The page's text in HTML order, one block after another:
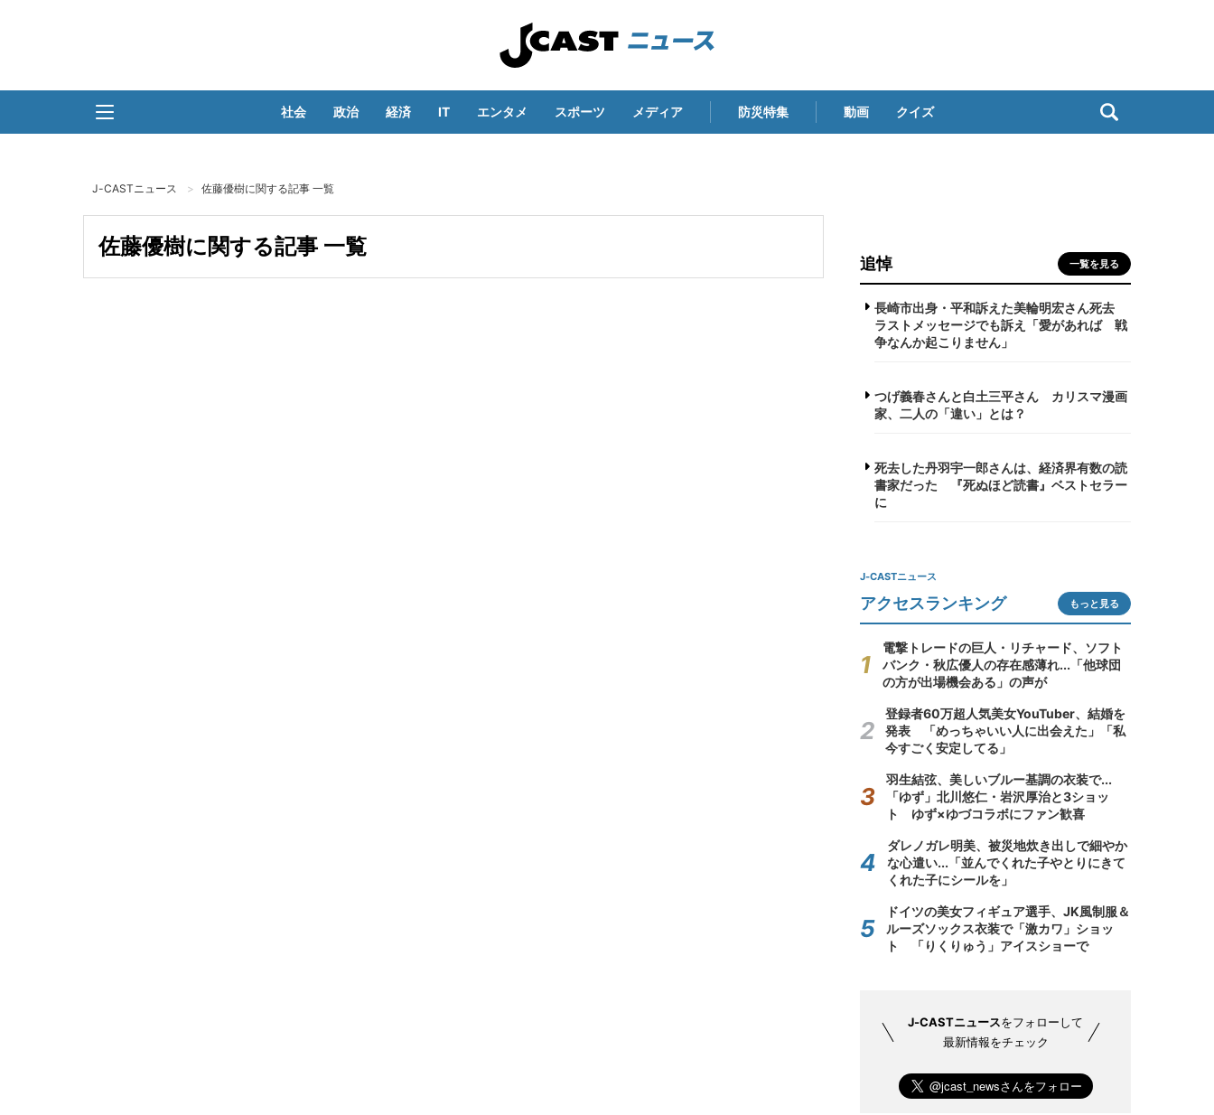
社会 政治 経済 IT エンタメ スポーツ メディア 防災特集 動画 クイズ
J-CASTニュース 佐藤優樹に関する記事 一覧
佐藤優樹に関する記事 一覧
追悼 一覧を見る
長崎市出身・平和訴えた美輪明宏さん死去
ラストメッセージでも訴え「愛があれば 戦
争なんか起こりません」
つげ義春さんと白土三平さん カリスマ漫画
家、二人の「違い」とは？
死去した丹羽宇一郎さんは、経済界有数の読
書家だった 『死ぬほど読書』ベストセラー
に
J-CASTニュース
アクセスランキング もっと見る
電撃トレードの巨人・リチャード、ソフト
バンク・秋広優人の存在感薄れ...「他球団
の方が出場機会ある」の声が
登録者60万超人気美女YouTuber、結婚を
発表 「めっちゃいい人に出会えた」「私
今すごく安定してる」
羽生結弦、美しいブルー基調の衣装で...
「ゆず」北川悠仁・岩沢厚治と3ショッ
ト ゆず×ゆづコラボにファン歓喜
ダレノガレ明美、被災地炊き出しで細やか
な心遣い...「並んでくれた子やとりにきて
くれた子にシールを」
ドイツの美女フィギュア選手、JK風制服＆
ルーズソックス衣装で「激カワ」ショッ
ト 「りくりゅう」アイスショーで
J-CASTニュースをフォローして
最新情報をチェック